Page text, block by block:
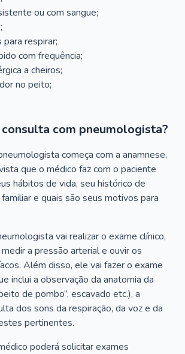
ou com sangue;
respirar;
com frequência;
a cheiros;
no peito;
consulta com pneumologista?
começa com a anamnese,
que o médico faz com o paciente
hábitos de vida, seu histórico de
e quais são seus motivos para
vai realizar o exame clínico,
a pressão arterial e ouvir os
Além disso, ele vai fazer o exame
inclui a observação da anatomia da
de pombo”, escavado etc.), a
dos sons da respiração, da voz e da
pertinentes.
poderá solicitar exames